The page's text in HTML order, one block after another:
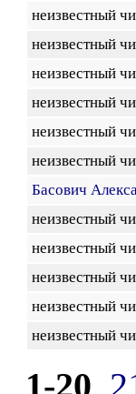
неизвестный
неизвестный
неизвестный
неизвестный
неизвестный
неизвестный
Басович
неизвестный
неизвестный
неизвестный
неизвестный
неизвестный
1-20